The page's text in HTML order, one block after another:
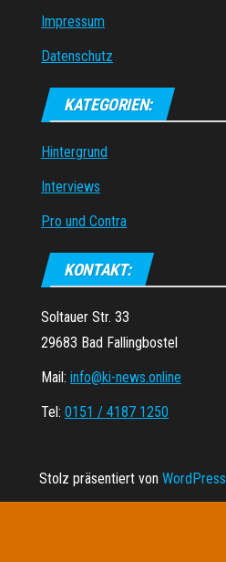
Impressum
Datenschutz
KATEGORIEN:
Hintergrund
Interviews
Pro und Contra
KONTAKT:
Soltauer Str. 33
29683 Bad Fallingbostel
Mail: info@ki-news.online
Tel: 0151 / 4187 1250
Stolz präsentiert von WordPress